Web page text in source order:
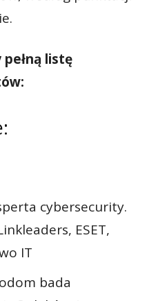
listę
cybersecurity.
ESET,
IT
bada